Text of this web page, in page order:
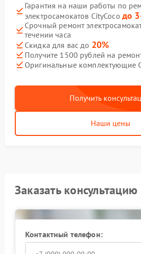
Гарантия на наши работы по
электросамокатов CityCoco до
Срочный ремонт
течении часа
Скидка для вас до 20%
Получите 1500 рублей на
Оригинальные комплектующие
Получить
Наши цены
Заказать консультацию
Контактный телефон: